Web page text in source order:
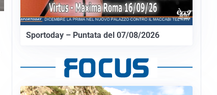
Sportoday – Puntata del 07/08/2026